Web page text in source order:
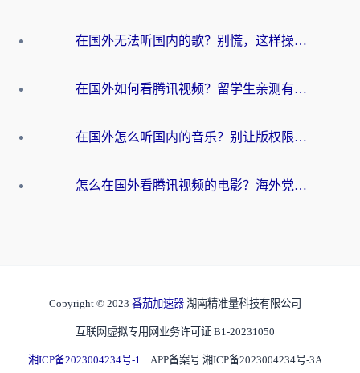
在国外无法听国内的歌？别慌，这样操作就能畅听QQ音乐（附亲测加速器推荐）
在国外如何看腾讯视频？留学生亲测有效的回国加速方案
在国外怎么听国内的音乐？别让版权限制断了你的华语歌单
怎么在国外看腾讯视频的电影？海外党亲测有效的回国加速指南
Copyright © 2023 番茄加速器 湖南精准量科技有限公司
互联网虚拟专用网业务许可证 B1-20231050
湘ICP备2023004234号-1 APP备案号 湘ICP备2023004234号-3A